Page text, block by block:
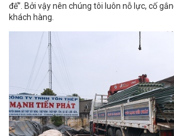
đế”. Bởi vậy nên chúng tôi luôn nỗ lực, cố
khách hàng.